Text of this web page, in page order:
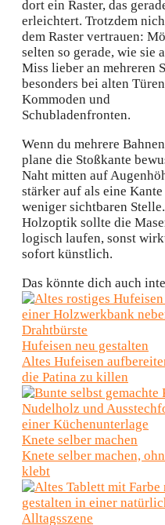
dort ein Raster, das
erleichtert. Trotzdem
dem Raster vertrauen:
selten so gerade, wie sie
Miss lieber an mehreren
besonders bei alten
Kommoden und
Schubladenfronten.
Wenn du mehrere
plane die Stoßkante
Naht mitten auf
stärker auf als eine
weniger sichtbaren
Holzoptik sollte die
logisch laufen, sonst
sofort künstlich.
Das könnte dich auch
Hufeisen neu gestalten
Altes Hufeisen
die Patina zu killen
Knete selber machen
Knete selber machen,
klebt